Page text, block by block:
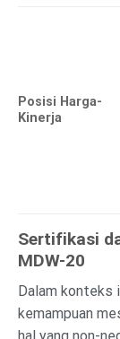
Posisi Harga-
Kinerja
Sertifikasi
MDW-20
Dalam
kemampuan